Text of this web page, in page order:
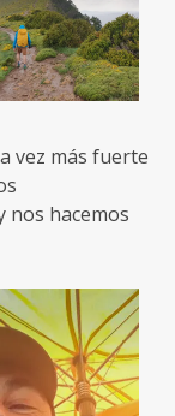
vez más fuerte
nos hacemos